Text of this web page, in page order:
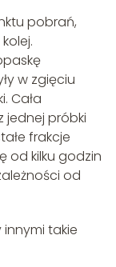
pobrań,
w zgięciu
Cała
jednej próbki
frakcje
od kilku godzin
od
takie